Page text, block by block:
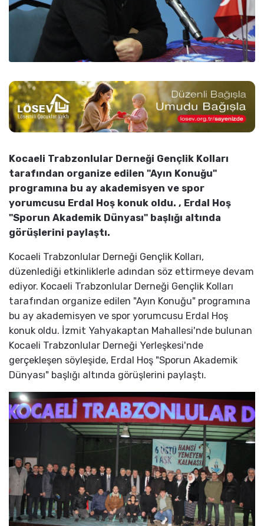
Kocaeli Trabzonlular Derneği Gençlik Kolları
tarafından organize edilen "Ayın Konuğu"
programına bu ay akademisyen ve spor
yorumcusu Erdal Hoş konuk oldu. , Erdal Hoş
"Sporun Akademik Dünyası" başlığı altında
görüşlerini paylaştı.
Kocaeli Trabzonlular Derneği Gençlik Kolları,
düzenlediği etkinliklerle adından söz ettirmeye devam
ediyor. Kocaeli Trabzonlular Derneği Gençlik Kolları
tarafından organize edilen "Ayın Konuğu" programına
bu ay akademisyen ve spor yorumcusu Erdal Hoş
konuk oldu. İzmit Yahyakaptan Mahallesi'nde bulunan
Kocaeli Trabzonlular Derneği Yerleşkesi'nde
gerçekleşen söyleşide, Erdal Hoş "Sporun Akademik
Dünyası" başlığı altında görüşlerini paylaştı.